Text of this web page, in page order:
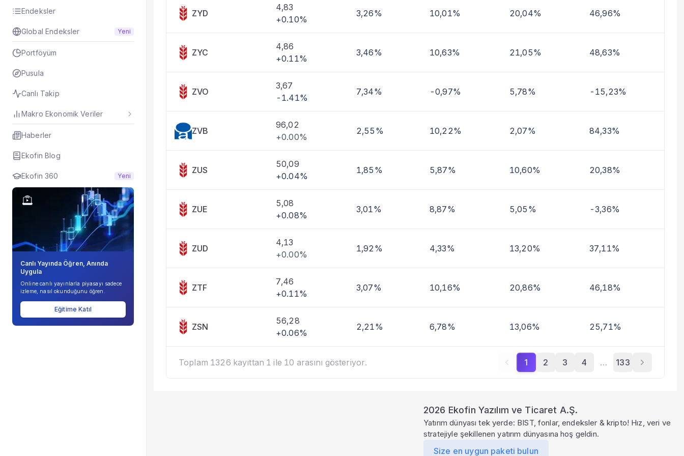
Endeksler
Global Endeksler Yeni
Portföyüm
Pusula
Canlı Takip
Makro Ekonomik Veriler
Haberler
Ekofin Blog
Ekofin 360 Yeni
Canlı Yayında Öğren, Anında
Uygula
Online canlı yayınlarla piyasayı sadece
izleme, nasıl okunduğunu öğren.
Eğitime Katıl
Taşınan Fonlar
Fiyat Endeks Değişimi
ZYD
4,83
+0.10%
3,26% 10,01% 20,04% 46,96%
ZYC
4,86
+0.11%
3,46% 10,63% 21,05% 48,63%
ZVO
3,67
-1.41%
7,34% -0,97% 5,78% -15,23%
ZVB
96,02
+0.00%
2,55% 10,22% 2,07% 84,33%
ZUS
50,09
+0.04%
1,85% 5,87% 10,60% 20,38%
ZUE
5,08
+0.08%
3,01% 8,87% 5,05% -3,36%
ZUD
4,13
+0.00%
1,92% 4,33% 13,20% 37,11%
ZTF
7,46
+0.11%
3,07% 10,16% 20,86% 46,18%
ZSN
56,28
+0.06%
2,21% 6,78% 13,06% 25,71%
Toplam 1326 kayıttan 1 ile 10 arasını gösteriyor. 1 2 3 4 … 133
2026 Ekofin Yazılım ve Ticaret A.Ş.
Yatırım dünyası tek yerde: BIST, fonlar, endeksler & kripto! Hız, veri ve
stratejiyle şekillenen yatırım dünyasına hoş geldin.
Size en uygun paketi bulun